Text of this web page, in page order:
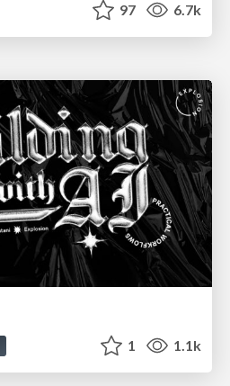
97 6.7k
1 1.1k